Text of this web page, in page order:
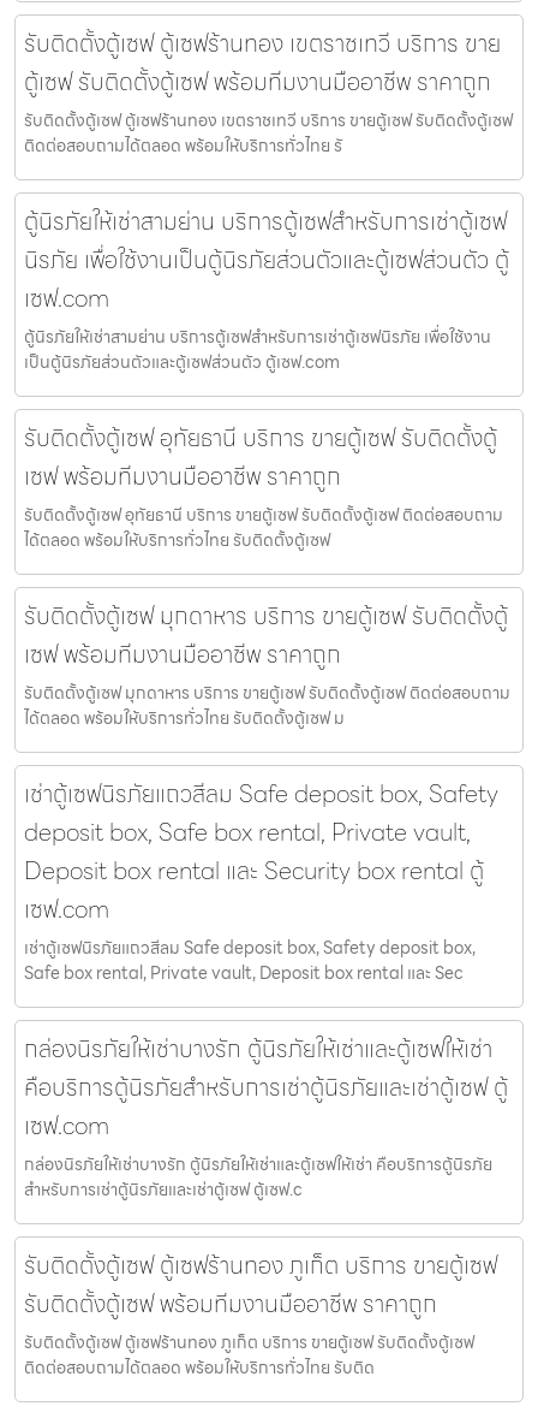
รับติดตั้งตู้เซฟ ตู้เซฟร้านทอง เขตราชเทวี บริการ ขาย
ตู้เซฟ รับติดตั้งตู้เซฟ พร้อมทีมงานมืออาชีพ ราคาถูก
รับติดตั้งตู้เซฟ ตู้เซฟร้านทอง เขตราชเทวี บริการ ขายตู้เซฟ รับติดตั้งตู้เซฟ
ติดต่อสอบถามได้ตลอด พร้อมให้บริการทั่วไทย รั
ตู้นิรภัยให้เช่าสามย่าน บริการตู้เซฟสำหรับการเช่าตู้เซฟ
นิรภัย เพื่อใช้งานเป็นตู้นิรภัยส่วนตัวและตู้เซฟส่วนตัว ตู้
เซฟ.com
ตู้นิรภัยให้เช่าสามย่าน บริการตู้เซฟสำหรับการเช่าตู้เซฟนิรภัย เพื่อใช้งาน
เป็นตู้นิรภัยส่วนตัวและตู้เซฟส่วนตัว ตู้เซฟ.com
รับติดตั้งตู้เซฟ อุทัยธานี บริการ ขายตู้เซฟ รับติดตั้งตู้
เซฟ พร้อมทีมงานมืออาชีพ ราคาถูก
รับติดตั้งตู้เซฟ อุทัยธานี บริการ ขายตู้เซฟ รับติดตั้งตู้เซฟ ติดต่อสอบถาม
ได้ตลอด พร้อมให้บริการทั่วไทย รับติดตั้งตู้เซฟ
รับติดตั้งตู้เซฟ มุกดาหาร บริการ ขายตู้เซฟ รับติดตั้งตู้
เซฟ พร้อมทีมงานมืออาชีพ ราคาถูก
รับติดตั้งตู้เซฟ มุกดาหาร บริการ ขายตู้เซฟ รับติดตั้งตู้เซฟ ติดต่อสอบถาม
ได้ตลอด พร้อมให้บริการทั่วไทย รับติดตั้งตู้เซฟ ม
เช่าตู้เซฟนิรภัยแถวสีลม Safe deposit box, Safety
deposit box, Safe box rental, Private vault,
Deposit box rental และ Security box rental ตู้
เซฟ.com
เช่าตู้เซฟนิรภัยแถวสีลม Safe deposit box, Safety deposit box,
Safe box rental, Private vault, Deposit box rental และ Sec
กล่องนิรภัยให้เช่าบางรัก ตู้นิรภัยให้เช่าและตู้เซฟให้เช่า
คือบริการตู้นิรภัยสำหรับการเช่าตู้นิรภัยและเช่าตู้เซฟ ตู้
เซฟ.com
กล่องนิรภัยให้เช่าบางรัก ตู้นิรภัยให้เช่าและตู้เซฟให้เช่า คือบริการตู้นิรภัย
สำหรับการเช่าตู้นิรภัยและเช่าตู้เซฟ ตู้เซฟ.c
รับติดตั้งตู้เซฟ ตู้เซฟร้านทอง ภูเก็ต บริการ ขายตู้เซฟ
รับติดตั้งตู้เซฟ พร้อมทีมงานมืออาชีพ ราคาถูก
รับติดตั้งตู้เซฟ ตู้เซฟร้านทอง ภูเก็ต บริการ ขายตู้เซฟ รับติดตั้งตู้เซฟ
ติดต่อสอบถามได้ตลอด พร้อมให้บริการทั่วไทย รับติด